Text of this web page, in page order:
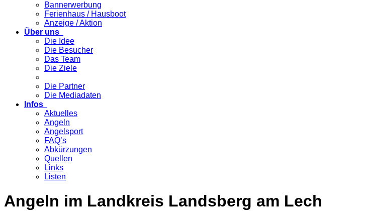
Bannerwerbung
Ferienhaus / Hausboot
Anzeige / Aktion
Über uns
Die Idee
Die Besucher
Das Team
Die Ziele
Die Partner
Die Mediadaten
Infos
Aktuelles
Angeln
Angelsport
FAQ’s
Abkürzungen
Quellen
Links
Listen
Angeln im Landkreis Landsberg am Lech